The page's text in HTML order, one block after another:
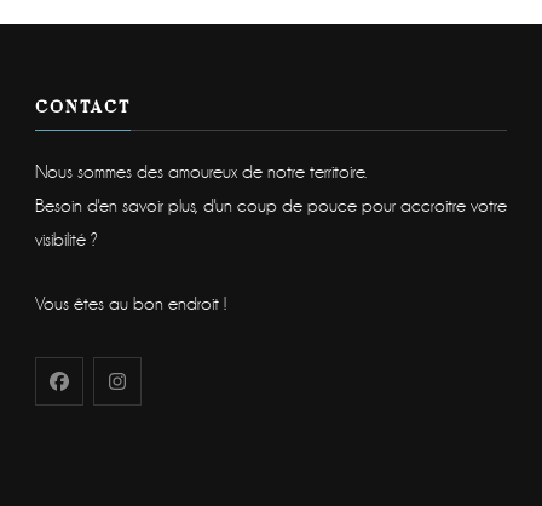
CONTACT
Nous sommes des amoureux de notre territoire.
Besoin d'en savoir plus, d'un coup de pouce pour accroitre votre
visibilité ?
Vous êtes au bon endroit !